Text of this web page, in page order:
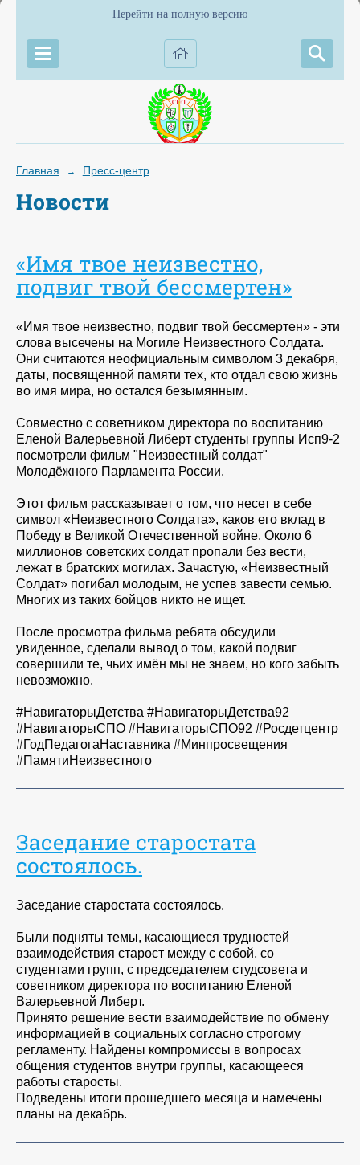
Перейти на полную версию
Главная → Пресс-центр
Новости
«Имя твое неизвестно,
подвиг твой бессмертен»
«Имя твое неизвестно, подвиг твой бессмертен» - эти
слова высечены на Могиле Неизвестного Солдата.
Они считаются неофициальным символом 3 декабря,
даты, посвященной памяти тех, кто отдал свою жизнь
во имя мира, но остался безымянным.
Совместно с советником директора по воспитанию
Еленой Валерьевной Либерт студенты группы Исп9-2
посмотрели фильм "Неизвестный солдат"
Молодёжного Парламента России.
Этот фильм рассказывает о том, что несет в себе
символ «Неизвестного Солдата», каков его вклад в
Победу в Великой Отечественной войне. Около 6
миллионов советских солдат пропали без вести,
лежат в братских могилах. Зачастую, «Неизвестный
Солдат» погибал молодым, не успев завести семью.
Многих из таких бойцов никто не ищет.
После просмотра фильма ребята обсудили
увиденное, сделали вывод о том, какой подвиг
совершили те, чьих имён мы не знаем, но кого забыть
невозможно.
#НавигаторыДетства #НавигаторыДетства92
#НавигаторыСПО #НавигаторыСПО92 #Росдетцентр
#ГодПедагогаНаставника #Минпросвещения
#ПамятиНеизвестного
Заседание старостата
состоялось.
Заседание старостата состоялось.
Были подняты темы, касающиеся трудностей
взаимодействия старост между с собой, со
студентами групп, с председателем студсовета и
советником директора по воспитанию Еленой
Валерьевной Либерт.
Принято решение вести взаимодействие по обмену
информацией в социальных согласно строгому
регламенту. Найдены компромиссы в вопросах
общения студентов внутри группы, касающееся
работы старосты.
Подведены итоги прошедшего месяца и намечены
планы на декабрь.